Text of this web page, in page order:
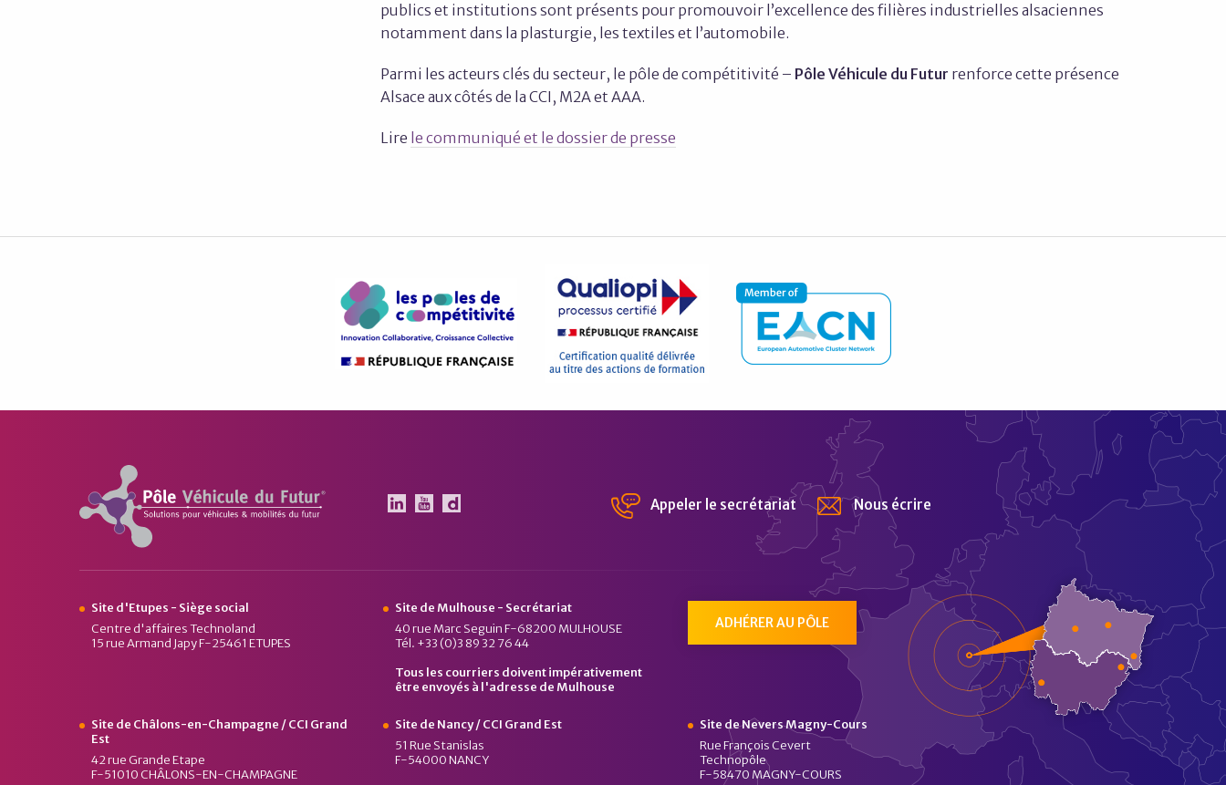
publics et institutions sont présents pour promouvoir l’excellence des filières industrielles alsaciennes
notamment dans la plasturgie, les textiles et l’automobile.
Parmi les acteurs clés du secteur, le pôle de compétitivité – Pôle Véhicule du Futur renforce cette présence
Alsace aux côtés de la CCI, M2A et AAA.
Lire le communiqué et le dossier de presse
Pôle Véhicule du Futur
Le Pôle Véhicule du Futur sur Linkedin
Le Pôle Véhicule du Futur sur Youtube
Chaîne Dailymotion du Pôle Véhicule du Futur
Appeler le secrétariat Nous écrire
Site d'Etupes - Siège social
Centre d'affaires Technoland
15 rue Armand Japy F-25461 ETUPES
Site de Mulhouse - Secrétariat
40 rue Marc Seguin F-68200 MULHOUSE
Tél. +33 (0)3 89 32 76 44
Tous les courriers doivent impérativement
être envoyés à l'adresse de Mulhouse
ADHÉRER AU PÔLE
Site de Châlons-en-Champagne / CCI Grand
Est
42 rue Grande Etape
F-51010 CHÂLONS-EN-CHAMPAGNE
Site de Nancy / CCI Grand Est
51 Rue Stanislas
F-54000 NANCY
Site de Nevers Magny-Cours
Rue François Cevert
Technopôle
F-58470 MAGNY-COURS